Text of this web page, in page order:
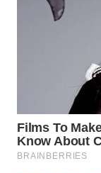
SERIBU
BINJAI
WN